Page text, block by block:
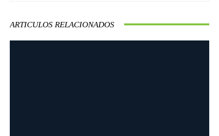
ARTICULOS RELACIONADOS